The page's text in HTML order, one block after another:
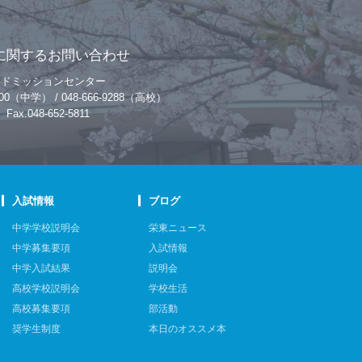
関するお問い合わせ
ミッションセンター
（中学） / 048-666-9288（高校）
Fax.048-652-5811
入試情報
中学学校説明会
中学募集要項
中学入試結果
高校学校説明会
高校募集要項
奨学生制度
ブログ
栄東ニュース
入試情報
説明会
学校生活
部活動
本日のオススメ本